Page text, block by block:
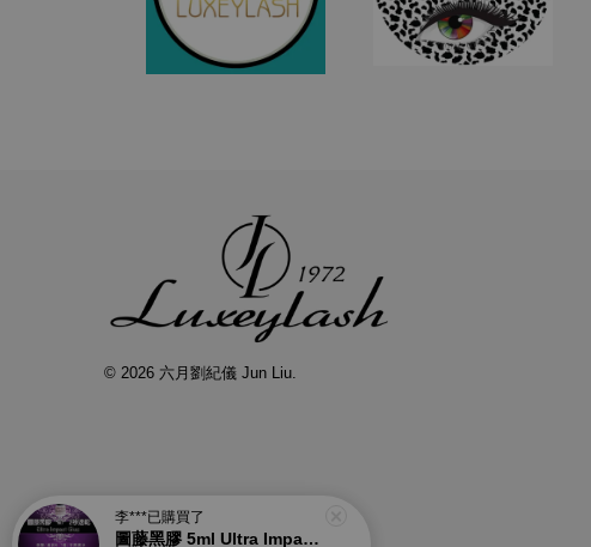
© 2026 六月劉紀儀 Jun Liu.
李***已購買了
圖藤黑膠 5ml Ultra Impact Glue